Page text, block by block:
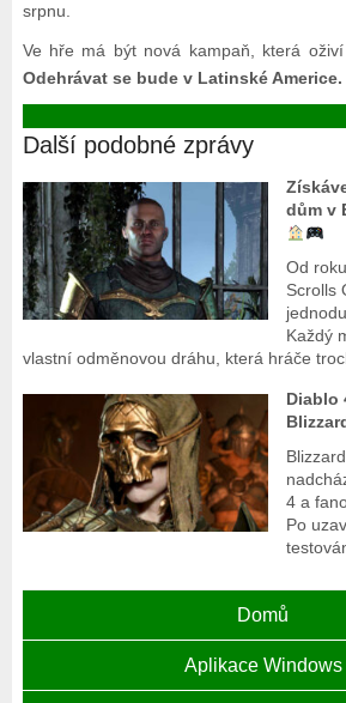
srpnu.
Ve hře má být nová kampaň, která
Odehrávat se bude v Latinské Americe.
Další podobné zprávy
dům v
Od
Scrolls
Každý
vlastní odměnovou dráhu, která hráče
Diablo
4 a
Po
Domů
Aplikace Windows